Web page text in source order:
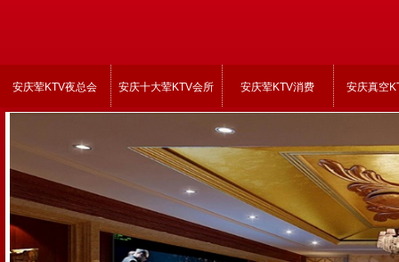
安庆荤KTV夜总会 安庆十大荤KTV会所 安庆荤KTV消费 安庆真空